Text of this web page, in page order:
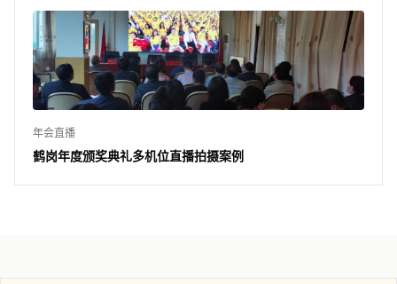
年会直播
鹤岗年度颁奖典礼多机位直播拍摄案例